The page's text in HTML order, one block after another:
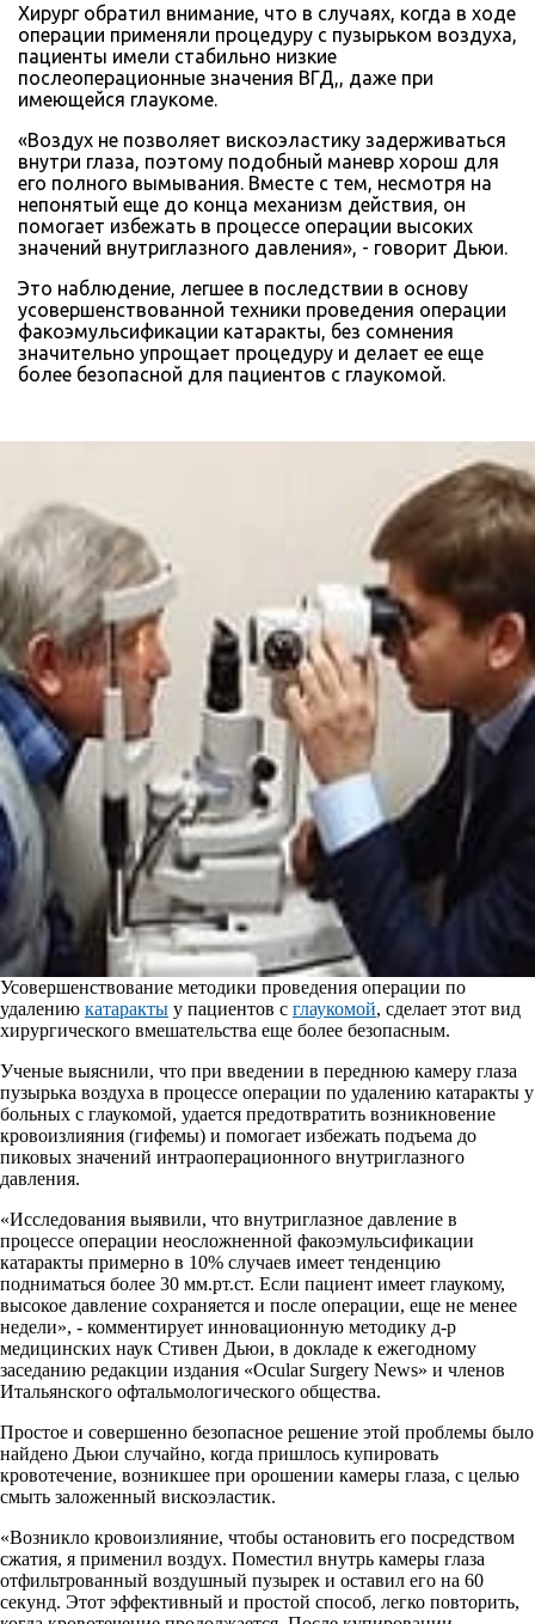
Хирург обратил внимание, что в случаях, когда в ходе
операции применяли процедуру с пузырьком воздуха,
пациенты имели стабильно низкие
послеоперационные значения ВГД,, даже при
имеющейся глаукоме.
«Воздух не позволяет вискоэластику задерживаться
внутри глаза, поэтому подобный маневр хорош для
его полного вымывания. Вместе с тем, несмотря на
непонятый еще до конца механизм действия, он
помогает избежать в процессе операции высоких
значений внутриглазного давления», - говорит Дьюи.
Это наблюдение, легшее в последствии в основу
усовершенствованной техники проведения операции
факоэмульсификации катаракты, без сомнения
значительно упрощает процедуру и делает ее еще
более безопасной для пациентов с глаукомой.
Усовершенствование методики проведения операции по
удалению катаракты у пациентов с глаукомой, сделает этот вид
хирургического вмешательства еще более безопасным.
Ученые выяснили, что при введении в переднюю камеру глаза
пузырька воздуха в процессе операции по удалению катаракты у
больных с глаукомой, удается предотвратить возникновение
кровоизлияния (гифемы) и помогает избежать подъема до
пиковых значений интраоперационного внутриглазного
давления.
«Исследования выявили, что внутриглазное давление в
процессе операции неосложненной факоэмульсификации
катаракты примерно в 10% случаев имеет тенденцию
подниматься более 30 мм.рт.ст. Если пациент имеет глаукому,
высокое давление сохраняется и после операции, еще не менее
недели», - комментирует инновационную методику д-р
медицинских наук Стивен Дьюи, в докладе к ежегодному
заседанию редакции издания «Ocular Surgery News» и членов
Итальянского офтальмологического общества.
Простое и совершенно безопасное решение этой проблемы было
найдено Дьюи случайно, когда пришлось купировать
кровотечение, возникшее при орошении камеры глаза, с целью
смыть заложенный вискоэластик.
«Возникло кровоизлияние, чтобы остановить его посредством
сжатия, я применил воздух. Поместил внутрь камеры глаза
отфильтрованный воздушный пузырек и оставил его на 60
секунд. Этот эффективный и простой способ, легко повторить,